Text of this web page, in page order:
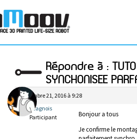
Répondre à :
SYNCHONISEE
septembre 21, 2016 à 9:28
lecagnois
Participant
Bonjour a tous
Je confirme le